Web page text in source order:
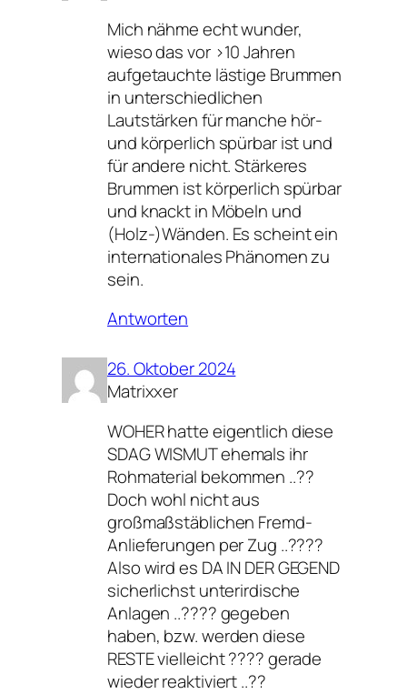
Mich nähme echt wunder,
wieso das vor >10 Jahren
aufgetauchte lästige Brummen
in unterschiedlichen
Lautstärken für manche hör-
und körperlich spürbar ist und
für andere nicht. Stärkeres
Brummen ist körperlich spürbar
und knackt in Möbeln und
(Holz-)Wänden. Es scheint ein
internationales Phänomen zu
sein.
Antworten
26. Oktober 2024
Matrixxer
WOHER hatte eigentlich diese
SDAG WISMUT ehemals ihr
Rohmaterial bekommen ..??
Doch wohl nicht aus
großmaßstäblichen Fremd-
Anlieferungen per Zug ..????
Also wird es DA IN DER GEGEND
sicherlichst unterirdische
Anlagen ..???? gegeben
haben, bzw. werden diese
RESTE vielleicht ???? gerade
wieder reaktiviert ..??